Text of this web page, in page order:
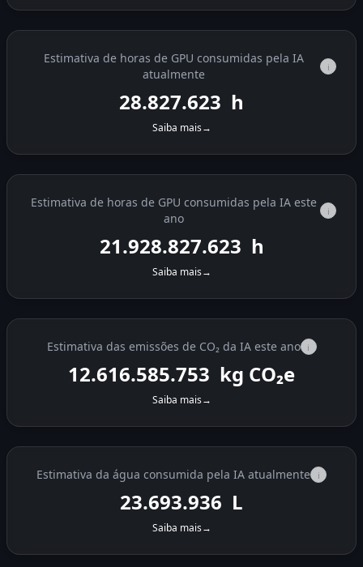
Estimativa de horas de GPU consumidas pela IA
atualmente
i
28.828.382 h
Saiba mais→
Estimativa de horas de GPU consumidas pela IA este
ano
i
21.928.828.382 h
Saiba mais→
Estimativa das emissões de CO₂ da IA este ano i
12.616.586.190 kg CO₂e
Saiba mais→
Estimativa da água consumida pela IA atualmente i
23.694.559 L
Saiba mais→